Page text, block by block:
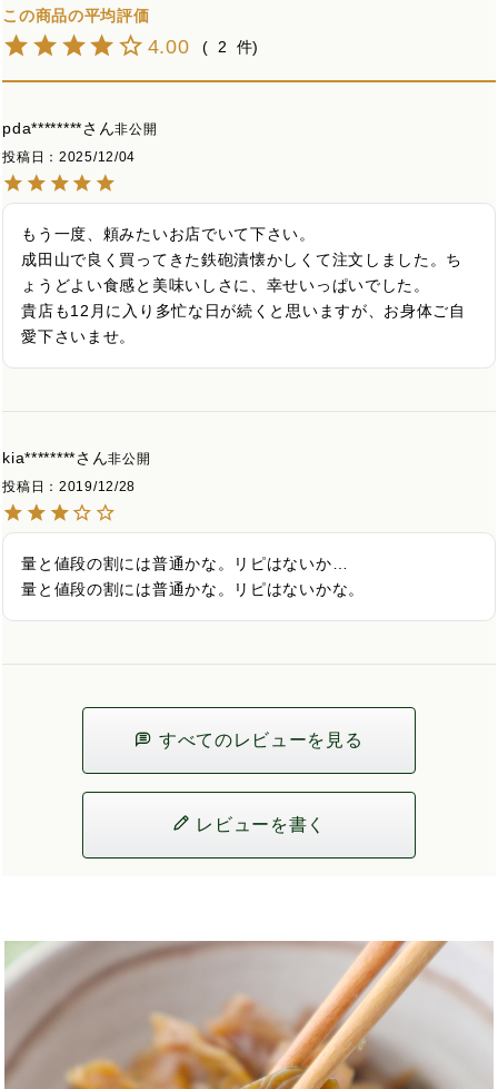
4.00 2
pda********
非公開
投稿日
2025/12/04
もう一度、頼みたいお店でいて下さい。
成田山で良く買ってきた鉄砲漬懐かしくて注文しました。ち
ょうどよい食感と美味いしさに、幸せいっぱいでした。
貴店も12月に入り多忙な日が続くと思いますが、お身体ご自
愛下さいませ。
kia********
非公開
投稿日
2019/12/28
量と値段の割には普通かな。リピはないか…
量と値段の割には普通かな。リピはないかな。
すべてのレビューを見る
レビューを書く